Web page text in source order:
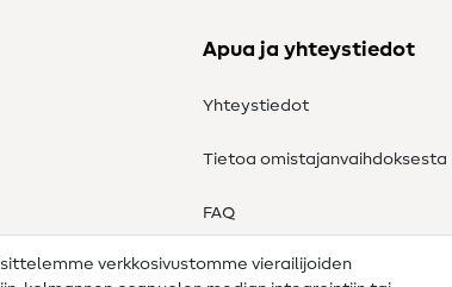
Apua ja yhteystiedot
Yhteystiedot
Tietoa omistajanvaihdoksesta
FAQ
Peruutusoikeus
verkkosivustomme vierailijoiden